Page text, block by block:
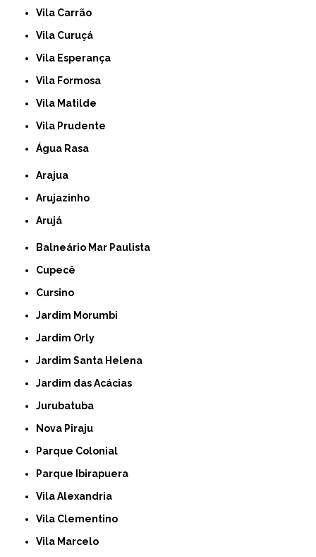
Vila Carrão
Vila Curuçá
Vila Esperança
Vila Formosa
Vila Matilde
Vila Prudente
Água Rasa
Arajua
Arujazinho
Arujá
Balneário Mar Paulista
Cupecê
Cursino
Jardim Morumbi
Jardim Orly
Jardim Santa Helena
Jardim das Acácias
Jurubatuba
Nova Piraju
Parque Colonial
Parque Ibirapuera
Vila Alexandria
Vila Clementino
Vila Marcelo